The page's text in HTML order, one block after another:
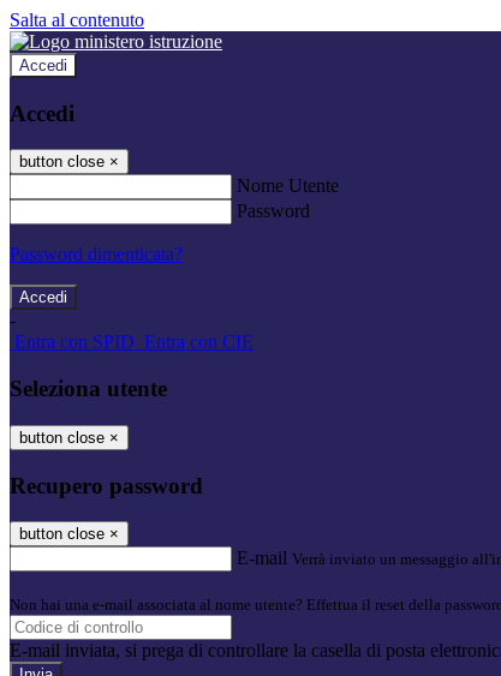
Salta al contenuto
Accedi
Accedi
button close ×
Nome Utente
Password
Password dimenticata?
-
Entra con SPID Entra con CIE
Seleziona utente
button close ×
Recupero password
button close ×
E-mail Verrà inviato un messaggio
Non hai una e-mail associata al nome utente? Effettua il reset della
E-mail inviata, si prega di controllare la casella di posta